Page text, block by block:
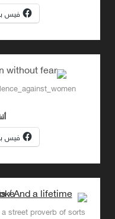
فيس
فيس
street proverb of sorts ©